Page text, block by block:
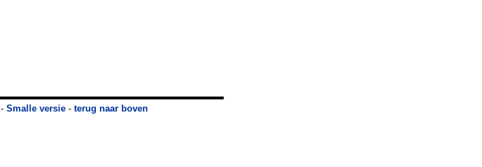
Smalle versie- terug naar boven